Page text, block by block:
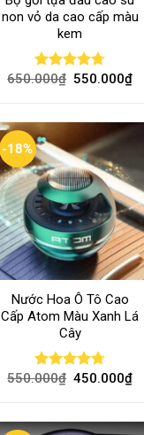
non vỏ da cao cấp màu
kem
Rated4.70
650.000₫ 550.000₫
-18%
Nước Hoa Ô Tô Cao
Cấp Atom Màu Xanh Lá
Cây
Rated4.70
550.000₫ 450.000₫